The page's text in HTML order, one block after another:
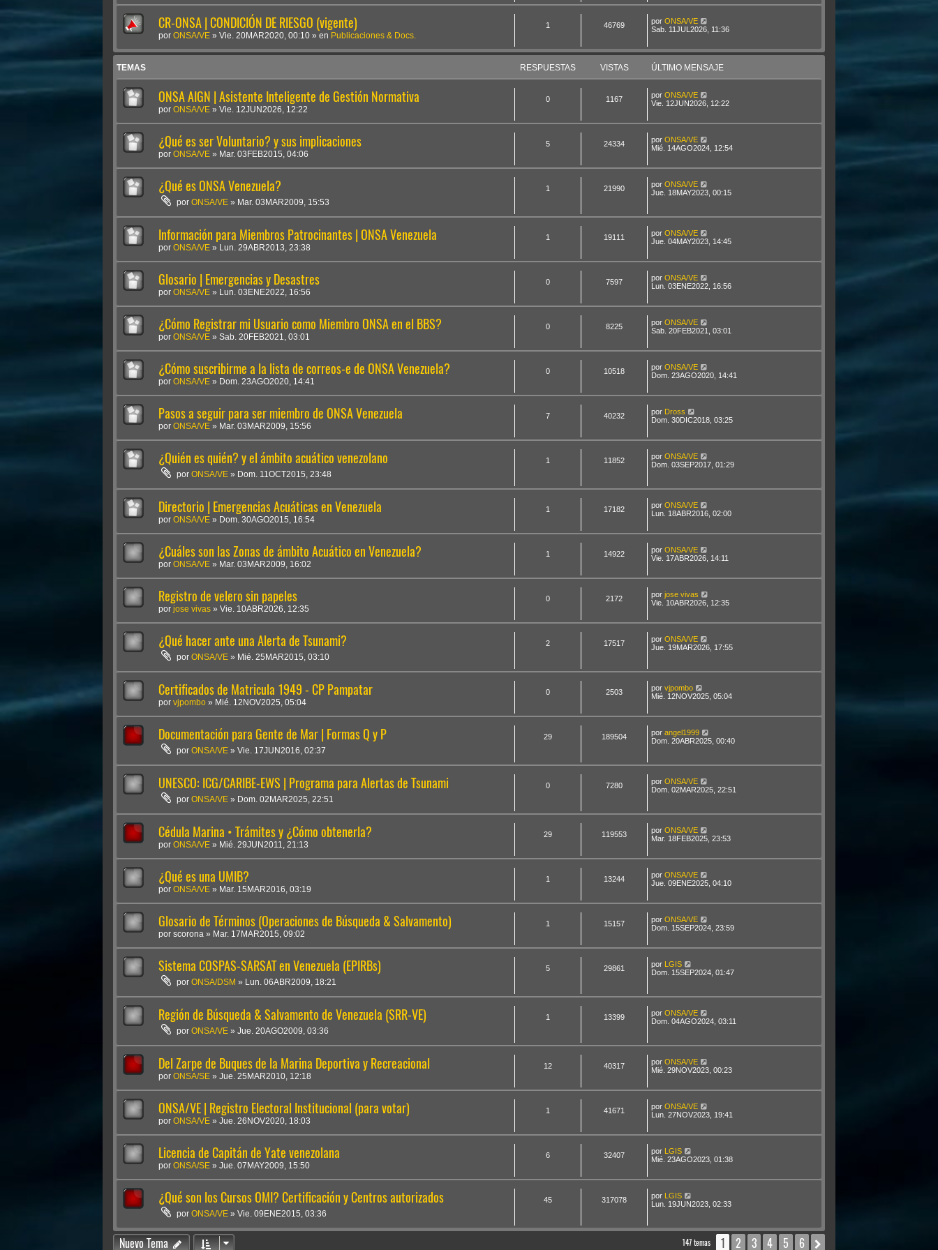
CR-ONSA | CONDICIÓN DE RIESGO (vigente)
por ONSA/VE » Vie. 20MAR2020, 00:10 » en Publicaciones & Docs.
1 46769 por ONSA/VE
Sab. 11JUL2026, 11:36
TEMAS RESPUESTAS VISTAS ÚLTIMO MENSAJE
ONSA AIGN | Asistente Inteligente de Gestión Normativa
por ONSA/VE » Vie. 12JUN2026, 12:22
0 1167 por ONSA/VE
Vie. 12JUN2026, 12:22
¿Qué es ser Voluntario? y sus implicaciones
por ONSA/VE » Mar. 03FEB2015, 04:06
5 24334 por ONSA/VE
Mié. 14AGO2024, 12:54
¿Qué es ONSA Venezuela?
porONSA/VE » Mar. 03MAR2009, 15:53
1 21990 por ONSA/VE
Jue. 18MAY2023, 00:15
Información para Miembros Patrocinantes | ONSA Venezuela
por ONSA/VE » Lun. 29ABR2013, 23:38
1 19111 por ONSA/VE
Jue. 04MAY2023, 14:45
Glosario | Emergencias y Desastres
por ONSA/VE » Lun. 03ENE2022, 16:56
0 7597 por ONSA/VE
Lun. 03ENE2022, 16:56
¿Cómo Registrar mi Usuario como Miembro ONSA en el BBS?
por ONSA/VE » Sab. 20FEB2021, 03:01
0 8225 por ONSA/VE
Sab. 20FEB2021, 03:01
¿Cómo suscribirme a la lista de correos-e de ONSA Venezuela?
por ONSA/VE » Dom. 23AGO2020, 14:41
0 10518 por ONSA/VE
Dom. 23AGO2020, 14:41
Pasos a seguir para ser miembro de ONSA Venezuela
por ONSA/VE » Mar. 03MAR2009, 15:56
7 40232 por Dross
Dom. 30DIC2018, 03:25
¿Quién es quién? y el ámbito acuático venezolano
porONSA/VE » Dom. 11OCT2015, 23:48
1 11852 por ONSA/VE
Dom. 03SEP2017, 01:29
Directorio | Emergencias Acuáticas en Venezuela
por ONSA/VE » Dom. 30AGO2015, 16:54
1 17182 por ONSA/VE
Lun. 18ABR2016, 02:00
¿Cuáles son las Zonas de ámbito Acuático en Venezuela?
por ONSA/VE » Mar. 03MAR2009, 16:02
1 14922 por ONSA/VE
Vie. 17ABR2026, 14:11
Registro de velero sin papeles
por jose vivas » Vie. 10ABR2026, 12:35
0 2172 por jose vivas
Vie. 10ABR2026, 12:35
¿Qué hacer ante una Alerta de Tsunami?
porONSA/VE » Mié. 25MAR2015, 03:10
2 17517 por ONSA/VE
Jue. 19MAR2026, 17:55
Certificados de Matricula 1949 - CP Pampatar
por vjpombo » Mié. 12NOV2025, 05:04
0 2503 por vjpombo
Mié. 12NOV2025, 05:04
Documentación para Gente de Mar | Formas Q y P
porONSA/VE »Vie. 17JUN2016, 02:37
29 189504 por angel1999
Dom. 20ABR2025, 00:40
UNESCO: ICG/CARIBE-EWS | Programa para Alertas de Tsunami
porONSA/VE » Dom. 02MAR2025, 22:51
0 7280 por ONSA/VE
Dom. 02MAR2025, 22:51
Cédula Marina • Trámites y ¿Cómo obtenerla?
por ONSA/VE » Mié. 29JUN2011, 21:13
29 119553 por ONSA/VE
Mar. 18FEB2025, 23:53
¿Qué es una UMIB?
por ONSA/VE » Mar. 15MAR2016, 03:19
1 13244 por ONSA/VE
Jue. 09ENE2025, 04:10
Glosario de Términos (Operaciones de Búsqueda & Salvamento)
por scorona » Mar. 17MAR2015, 09:02
1 15157 por ONSA/VE
Dom. 15SEP2024, 23:59
Sistema COSPAS-SARSAT en Venezuela (EPIRBs)
porONSA/DSM » Lun. 06ABR2009, 18:21
5 29861 por LGIS
Dom. 15SEP2024, 01:47
Región de Búsqueda & Salvamento de Venezuela (SRR-VE)
porONSA/VE »Jue. 20AGO2009, 03:36
1 13399 por ONSA/VE
Dom. 04AGO2024, 03:11
Del Zarpe de Buques de la Marina Deportiva y Recreacional
por ONSA/SE » Jue. 25MAR2010, 12:18
12 40317 por ONSA/VE
Mié. 29NOV2023, 00:23
ONSA/VE | Registro Electoral Institucional (para votar)
por ONSA/VE » Jue. 26NOV2020, 18:03
1 41671 por ONSA/VE
Lun. 27NOV2023, 19:41
Licencia de Capitán de Yate venezolana
por ONSA/SE » Jue. 07MAY2009, 15:50
6 32407 por LGIS
Mié. 23AGO2023, 01:38
¿Qué son los Cursos OMI? Certificación y Centros autorizados
porONSA/VE »Vie. 09ENE2015, 03:36
45 317078 por LGIS
Lun. 19JUN2023, 02:33
Nuevo Tema 147 temas 1 2 3 4 5 6